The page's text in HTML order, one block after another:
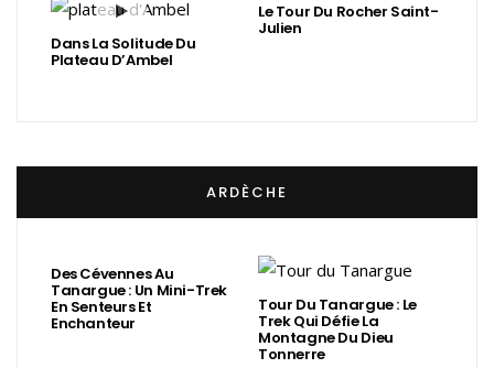
Dans La Solitude Du
Plateau D’Ambel
Le Tour Du Rocher Saint-
Julien
ARDÈCHE
Des Cévennes Au
Tanargue : Un Mini-Trek
En Senteurs Et
Enchanteur
Tour Du Tanargue : Le
Trek Qui Défie La
Montagne Du Dieu
Tonnerre